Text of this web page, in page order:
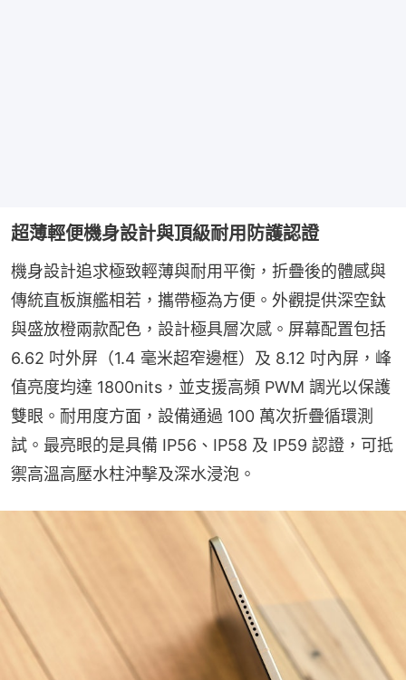
超薄輕便機身設計與頂級耐用防護認證
機身設計追求極致輕薄與耐用平衡，折疊後的體感與
傳統直板旗艦相若，攜帶極為方便。外觀提供深空鈦
與盛放橙兩款配色，設計極具層次感。屏幕配置包括
6.62 吋外屏（1.4 毫米超窄邊框）及 8.12 吋內屏，峰
值亮度均達 1800nits，並支援高頻 PWM 調光以保護
雙眼。耐用度方面，設備通過 100 萬次折疊循環測
試。最亮眼的是具備 IP56、IP58 及 IP59 認證，可抵
禦高溫高壓水柱沖擊及深水浸泡。